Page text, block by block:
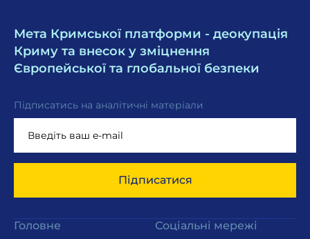
Мета Кримської платформи - деокупація
Криму та внесок у зміцнення
Європейської та глобальної безпеки
Підписатись на аналітичні матеріали
Підписатися
Головне Соціальні мережі